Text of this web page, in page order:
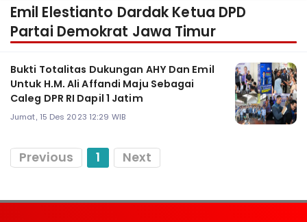
Emil Elestianto Dardak Ketua DPD
Partai Demokrat Jawa Timur
Bukti Totalitas Dukungan AHY Dan Emil
Untuk H.M. Ali Affandi Maju Sebagai
Caleg DPR RI Dapil 1 Jatim
Jumat, 15 Des 2023 12:29 WIB
Previous 1 Next